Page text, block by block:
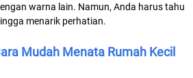
warna lain. Namun, Anda harus tahu
menarik perhatian.
Mudah Menata Rumah Kecil